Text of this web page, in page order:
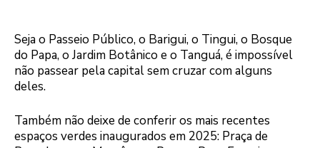
Seja o Passeio Público, o Barigui, o Tingui, o Bosque
do Papa, o Jardim Botânico e o Tanguá, é impossível
não passear pela capital sem cruzar com alguns
deles.
Também não deixe de conferir os mais recentes
espaços verdes inaugurados em 2025: Praça de